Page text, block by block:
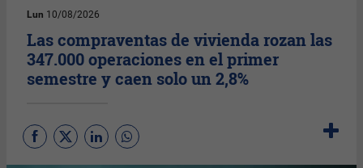
Lun 10/08/2026
Las compraventas de vivienda rozan las
347.000 operaciones en el primer
semestre y caen solo un 2,8%